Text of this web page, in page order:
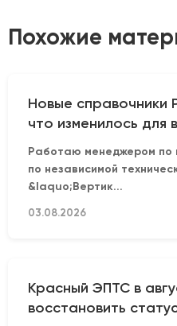
Похожие
Новые справочники
что изменилось для
Работаю менеджером по
по независимой
&laquo;Вертик...
03.08.2026
Красный ЭПТС в
восстановить